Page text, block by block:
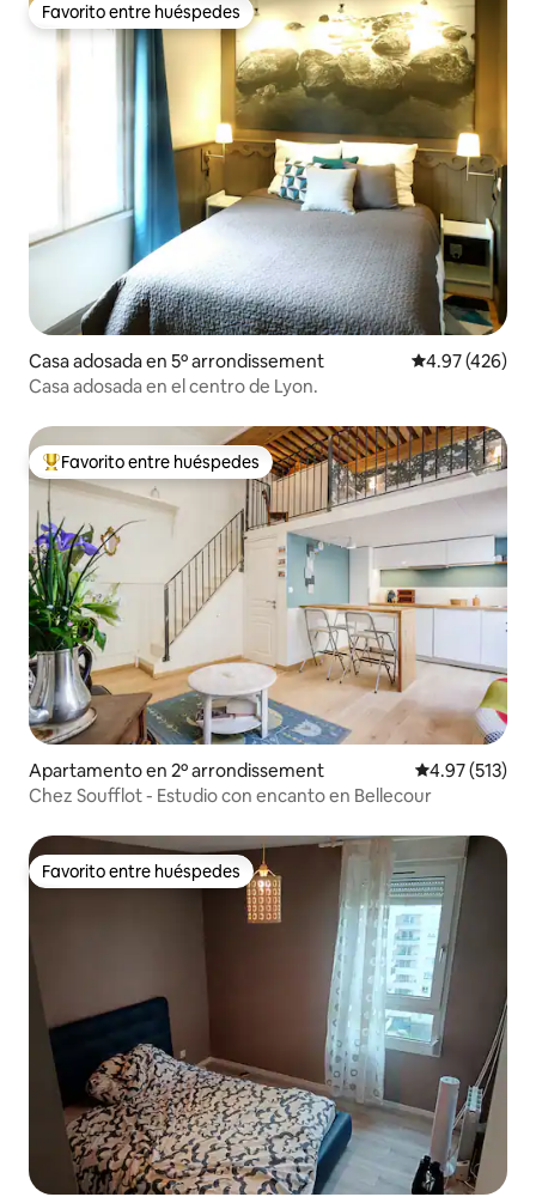
Favorito entre huéspedes
Favorito entre huéspedes
Casa adosada en 5º arrondissement Calificación
4.97 (426)
Casa adosada en el centro de Lyon.
Favorito entre huéspedes preferido
Favorito entre huéspedes
Apartamento en 2º arrondissement Calificación
4.97 (513)
Chez Soufflot - Estudio con encanto en Bellecour
Favorito entre huéspedes
Favorito entre huéspedes